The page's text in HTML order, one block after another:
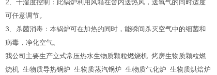
2、干湿度控制：此锅炉利用风箱在舍内送热风，送氧气的同时适度
可任意调节。
3、杀菌消毒：本锅炉可在加热的同时，能瞬间杀灭空气中的细菌和
病毒，净化空气。
我公司主要生产立式常压热水生物质颗粒燃烧机 烤房生物质颗粒燃
烧机 生物质导热锅炉 生物质蒸汽锅炉 生物质气化炉 生物质烘焙炉